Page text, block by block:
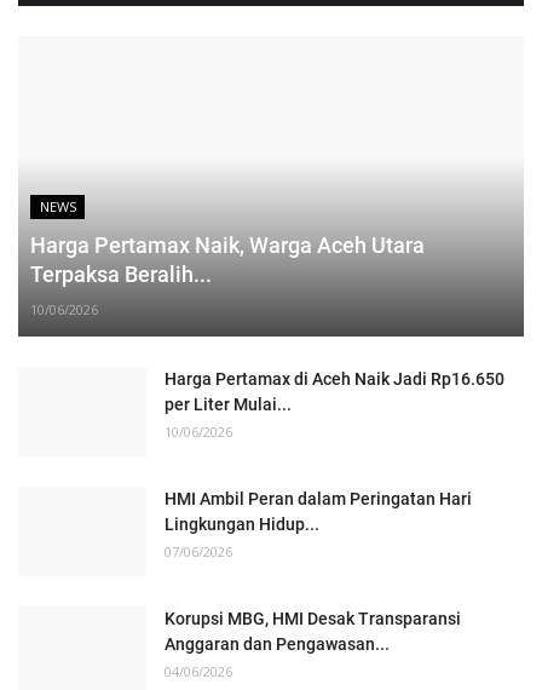
NEWS
Harga Pertamax Naik, Warga Aceh Utara
Terpaksa Beralih...
10/06/2026
Harga Pertamax di Aceh Naik Jadi Rp16.650
per Liter Mulai...
10/06/2026
HMI Ambil Peran dalam Peringatan Hari
Lingkungan Hidup...
07/06/2026
Korupsi MBG, HMI Desak Transparansi
Anggaran dan Pengawasan...
04/06/2026